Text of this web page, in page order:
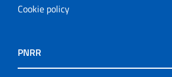
Cookie policy
PNRR